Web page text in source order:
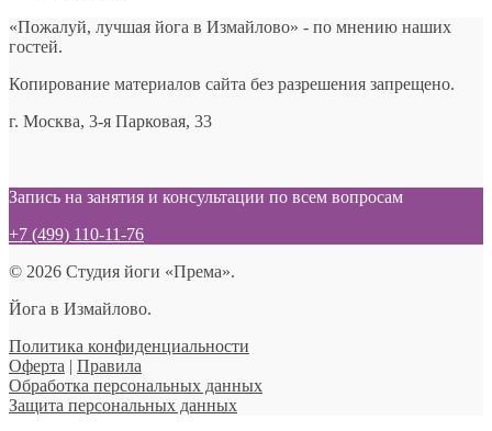
«Пожалуй, лучшая йога в Измайлово» - по мнению наших
гостей.
Копирование материалов сайта без разрешения запрещено.
г. Москва, 3-я Парковая, 33
Запись на занятия и консультации по всем вопросам
+7 (499) 110-11-76
© 2026 Студия йоги «Према».
Йога в Измайлово.
Политика конфиденциальности
Оферта | Правила
Обработка персональных данных
Защита персональных данных